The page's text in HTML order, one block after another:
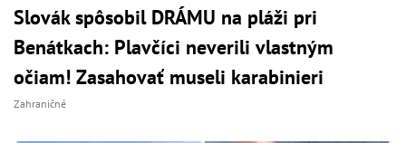
Slovák spôsobil DRÁMU na pláži pri
Benátkach: Plavčíci neverili vlastným
očiam! Zasahovať museli karabinieri
Zahraničné